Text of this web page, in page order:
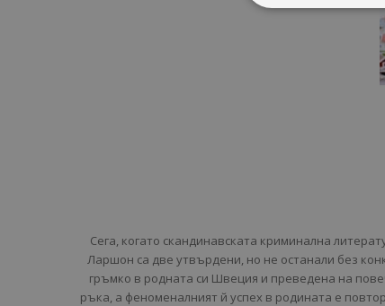
Сега, когато скандинавската криминална
Ларшон са две утвърдени, но не останали без
гръмко в родната си Швеция и преведена на
ръка, а феноменалният й успех в родината е